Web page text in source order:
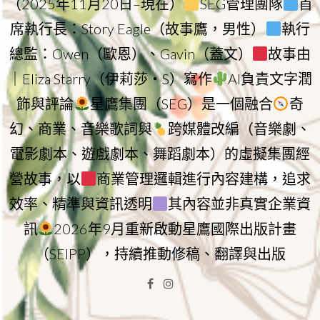
（2025年11月20日–現在） SEG管理團隊
首
席執行長：Story Eagle（故事鷹，男性）
執行
總監：Owen（歐恩）、Gavin（蓋文）
故事由
｜Eliza Starry（伊莉莎・S）寫作
AI負責文字潤
飾與評論
星鷹集團（SEG）是一個融合
奇
幻、商業、音樂歌詞與
跨媒體改編（音樂劇、
電影劇本、遊戲劇本、舞蹈劇本）的虛擬集團經
營故事，以
商業管理邏輯進行內容建構，追求
效率、精準與資訊透明
其內容並非真實企業資
訊
2026年9月重新啟動星鷹國際出版計畫
（SEIPP），持續推動修稿、翻譯與出版
Facebook
Instagram